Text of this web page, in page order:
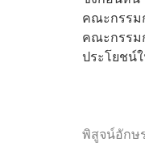
คณะกรรม
คณะกรรม
ประโยชน์
พิสูจน์อักษ